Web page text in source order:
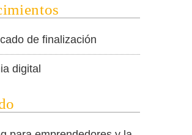
de finalización
digital